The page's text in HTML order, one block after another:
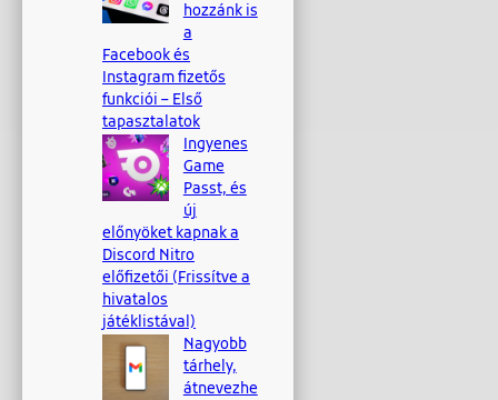
hozzánk is
a
Facebook és
Instagram fizetős
funkciói – Első
tapasztalatok
Ingyenes
Game
Passt, és
új
előnyöket kapnak a
Discord Nitro
előfizetői (Frissítve a
hivatalos
játéklistával)
Nagyobb
tárhely,
átnevezhe